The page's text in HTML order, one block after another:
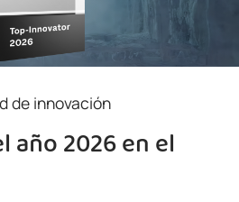
de innovación
año 2026 en el